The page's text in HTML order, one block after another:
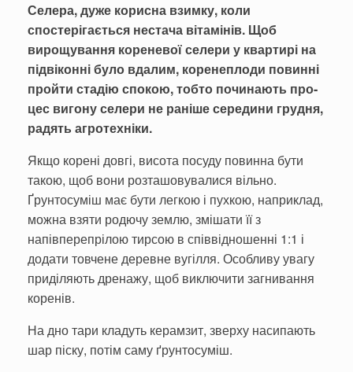
Селера, дуже корисна взимку, коли
спостерігається нестача вітамінів. Щоб
вирощування кореневої селери у квартирі на
підвіконні було вдалим, коренепло­ди повинні
пройти стадію спокою, тобто починають про­
цес вигону селери не раніше сере­дини грудня,
радять агротехніки.
Якщо корені довгі, висота посуду повинна бути
такою, щоб вони роз­ташовува­лися віль­но.
Ґрунтосуміш має бути легкою і пухкою, наприклад,
можна взяти родючу землю, змішати її з
напівперепрілою тир­сою в співвідношенні 1:1 і
додати товче­не деревне вугілля. Особливу увагу
при­діляють дренажу, щоб виключити загниван­ня
коренів.
На дно тари кладуть керам­зит, зверху насипа­ють
шар піску, потім саму ґрунтосуміш.